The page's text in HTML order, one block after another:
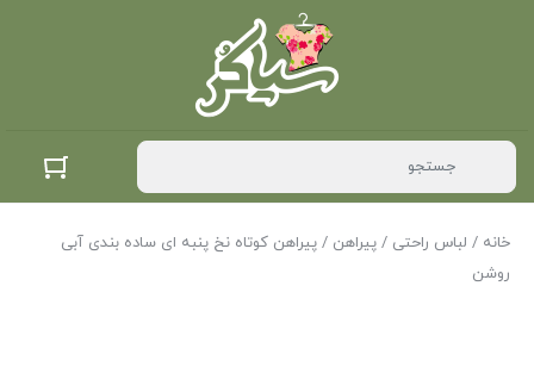
خانه / لباس راحتی / پیراهن / پیراهن کوتاه نخ پنبه ای ساده بندی آبی
روشن